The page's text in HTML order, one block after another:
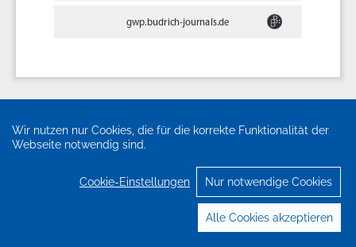
Wir nutzen nur Cookies, die für die korrekte Funktionalität der
Webseite notwendig sind.
Cookie-Einstellungen Nur notwendige Cookies
Alle Cookies akzeptieren